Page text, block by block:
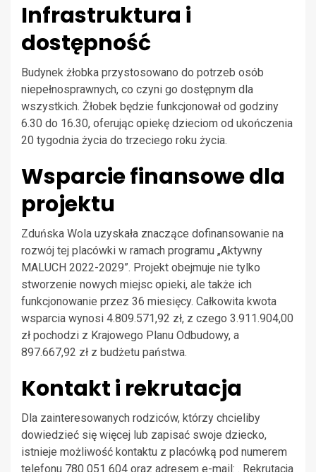
Infrastruktura i
dostępność
Budynek żłobka przystosowano do potrzeb osób
niepełnosprawnych, co czyni go dostępnym dla
wszystkich. Żłobek będzie funkcjonował od godziny
6.30 do 16.30, oferując opiekę dzieciom od ukończenia
20 tygodnia życia do trzeciego roku życia.
Wsparcie finansowe dla
projektu
Zduńska Wola uzyskała znaczące dofinansowanie na
rozwój tej placówki w ramach programu „Aktywny
MALUCH 2022-2029”. Projekt obejmuje nie tylko
stworzenie nowych miejsc opieki, ale także ich
funkcjonowanie przez 36 miesięcy. Całkowita kwota
wsparcia wynosi 4.809.571,92 zł, z czego 3.911.904,00
zł pochodzi z Krajowego Planu Odbudowy, a
897.667,92 zł z budżetu państwa.
Kontakt i rekrutacja
Dla zainteresowanych rodziców, którzy chcieliby
dowiedzieć się więcej lub zapisać swoje dziecko,
istnieje możliwość kontaktu z placówką pod numerem
telefonu 780 051 604 oraz adresem e-mail: . Rekrutacja